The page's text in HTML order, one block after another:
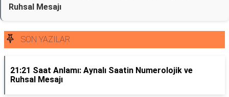
Ruhsal Mesajı
SON YAZILAR
21:21 Saat Anlamı: Aynalı Saatin Numerolojik ve
Ruhsal Mesajı